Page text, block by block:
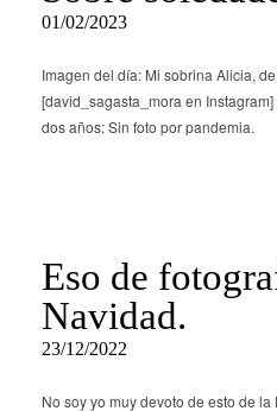
01/02/2023
Imagen del día: Mi sobrina Alicia,
[david_sagasta_mora en
dos años: Sin foto por pandemia.
Eso de
Navidad.
23/12/2022
No soy yo muy devoto de esto de